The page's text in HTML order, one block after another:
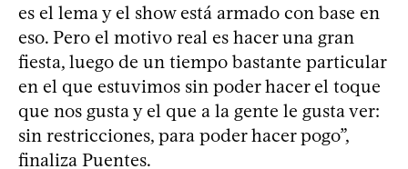
es el lema y el show está armado con base en
eso. Pero el motivo real es hacer una gran
fiesta, luego de un tiempo bastante particular
en el que estuvimos sin poder hacer el toque
que nos gusta y el que a la gente le gusta ver:
sin restricciones, para poder hacer pogo”,
finaliza Puentes.